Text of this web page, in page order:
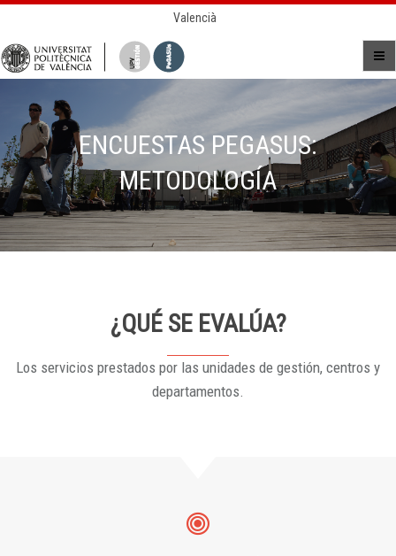
Valencià
ENCUESTAS PEGASUS:
METODOLOGÍA
¿QUÉ SE EVALÚA?
Los servicios prestados por las unidades de gestión, centros y
departamentos.